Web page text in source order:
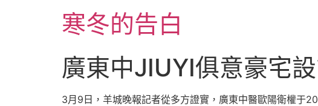
寒冬的告白
廣東中JIUYI俱意豪宅
3月9日，羊城晚報記者從多方證實，廣東中醫歐陽衛權于